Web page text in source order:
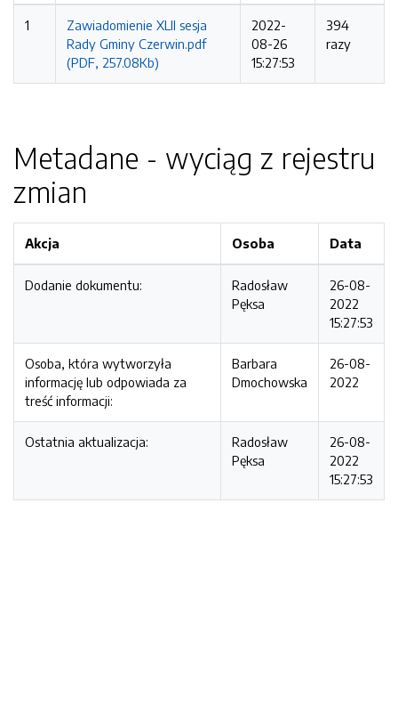
1
Zawiadomienie XLII sesja
Rady Gminy Czerwin.pdf
(PDF, 257.08Kb)
2022-
08-26
15:27:53
394
razy
Metadane - wyciąg z rejestru
zmian
Akcja Osoba Data
Dodanie dokumentu:
Radosław
Pęksa
26-08-
2022
15:27:53
Osoba, która wytworzyła
informację lub odpowiada za
treść informacji:
Barbara
Dmochowska
26-08-
2022
Ostatnia aktualizacja:
Radosław
Pęksa
26-08-
2022
15:27:53